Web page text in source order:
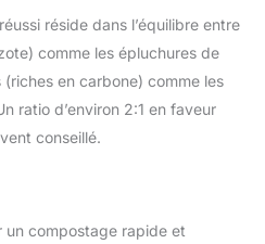
réside dans l’équilibre entre
comme les épluchures de
en carbone) comme les
ratio d’environ 2:1 en faveur
conseillé.
un compostage rapide et